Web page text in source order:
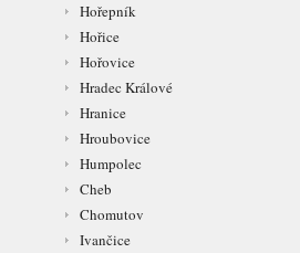
Hořepník
Hořice
Hořovice
Hradec Králové
Hranice
Hroubovice
Humpolec
Cheb
Chomutov
Ivančice